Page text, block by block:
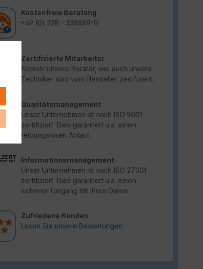
Kostenfreie Beratung
+49 (0) 228 - 338889-0
Zertifizierte Mitarbeiter
Sowohl unsere Berater, wie auch unsere
Techniker sind vom Hersteller zertifiziert.
Qualitätsmanagement
Unser Unternehmen ist nach ISO 9001
zertifiziert. Dies garantiert u.a. einen
reibungslosen Ablauf.
Informationsmanagement
Unser Unternehmen ist nach ISO 27001
zertifiziert. Dies garantiert u.a. einen
sicheren Umgang mit Ihren Daten.
Zufriedene Kunden
Lesen Sie unsere Bewertungen.